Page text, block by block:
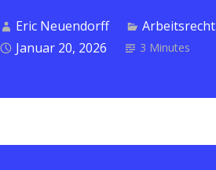
Arbeitsrecht
und
zusammenspielen“
Eric Neuendorff
Arbeitsrecht
Januar 20, 2026
3 Minutes